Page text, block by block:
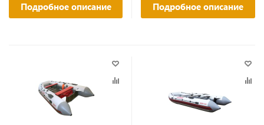
Подробное описание Подробное описание